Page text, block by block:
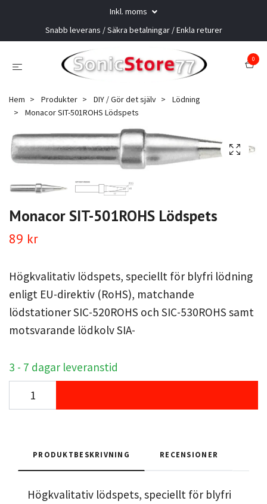
Inkl. moms
Snabb leverans / Säkra betalningar / Enkla returer
0
Hem Produkter DIY / Gör det själv
Lödning
Monacor SIT-501ROHS Lödspets
Monacor SIT-501ROHS Lödspets
89 kr
Högkvalitativ lödspets, speciellt för blyfri lödning
enligt EU-direktiv (RoHS), matchande
lödstationer SIC-520ROHS och SIC-530ROHS samt
motsvarande lödkolv SIA-
3 - 7 dagar leveranstid
PRODUKTBESKRIVNING RECENSIONER
Högkvalitativ lödspets, speciellt för blyfri